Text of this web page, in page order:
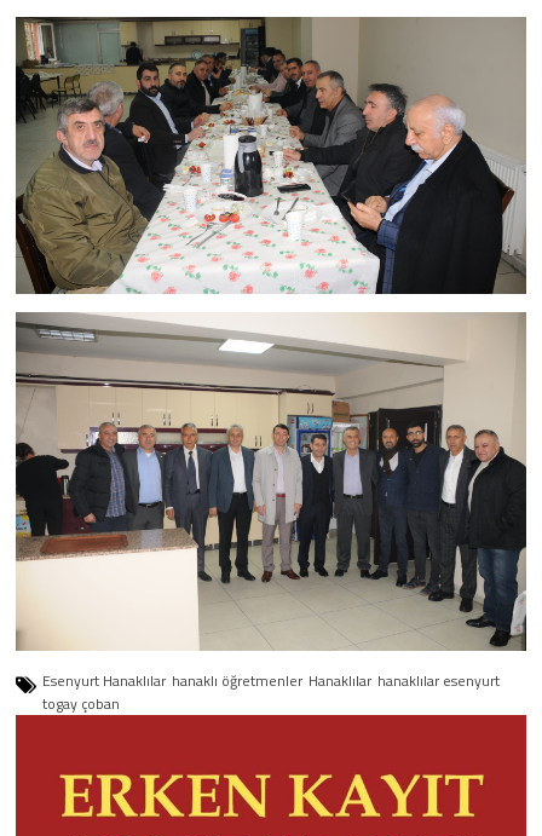
Esenyurt Hanaklılar hanaklı öğretmenler Hanaklılar hanaklılar esenyurt
togay çoban